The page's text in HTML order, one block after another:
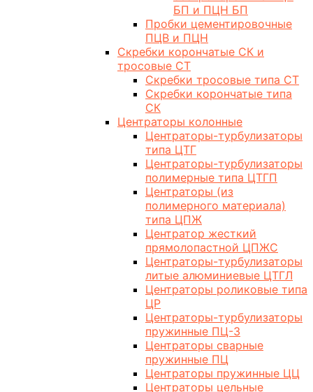
БП и ПЦН БП
Пробки цементировочные
ПЦВ и ПЦН
Скребки корончатые СК и
тросовые СТ
Скребки тросовые типа СТ
Скребки корончатые типа
СК
Центраторы колонные
Центраторы-турбулизаторы
типа ЦТГ
Центраторы-турбулизаторы
полимерные типа ЦТГП
Центраторы (из
полимерного материала)
типа ЦПЖ
Центратор жесткий
прямолопастной ЦПЖС
Центраторы-турбулизаторы
литые алюминиевые ЦТГЛ
Центраторы роликовые типа
ЦР
Центраторы-турбулизаторы
пружинные ПЦ-3
Центраторы сварные
пружинные ПЦ
Центраторы пружинные ЦЦ
Центраторы цельные